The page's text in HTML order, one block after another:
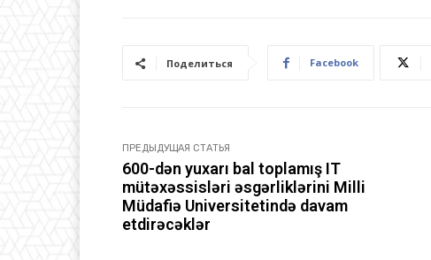
Поделиться Facebook
ПРЕДЫДУЩАЯ СТАТЬЯ
600-dən yuxarı bal toplamış IT
mütəxəssisləri əsgərliklərini Milli
Müdafiə Universitetində davam
etdirəcəklər